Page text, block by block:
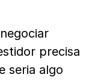
precisa
seria algo